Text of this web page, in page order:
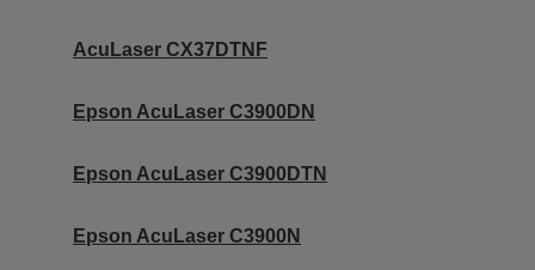
AcuLaser CX37DTNF
Epson AcuLaser C3900DN
Epson AcuLaser C3900DTN
Epson AcuLaser C3900N